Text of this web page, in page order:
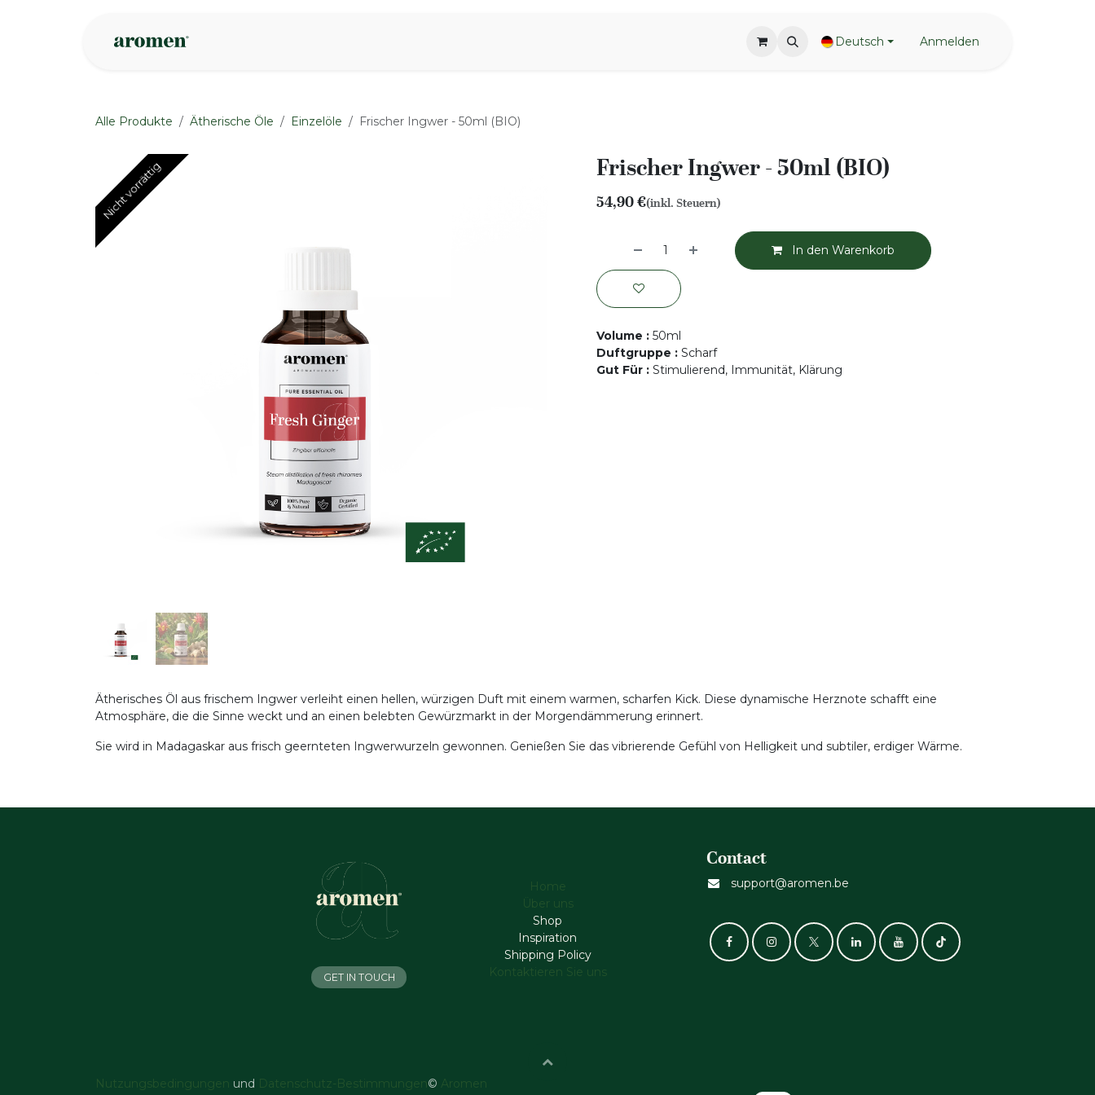
Deutsch Anmelden
Alle Produkte Ätherische Öle Einzelöle Frischer Ingwer - 50ml (BIO)
Nicht vorrättig
Nicht vorrättig Frischer Ingwer - 50ml (BIO)
54,90€(inkl. Steuern)
In den Warenkorb
Volume : 50ml
Duftgruppe : Scharf
Gut Für : Stimulierend, Immunität, Klärung
Ätherisches Öl aus frischem Ingwer verleiht einen hellen, würzigen Duft mit einem warmen, scharfen Kick. Diese dynamische Herznote schafft eine
Atmosphäre, die die Sinne weckt und an einen belebten Gewürzmarkt in der Morgendämmerung erinnert.
Sie wird in Madagaskar aus frisch geernteten Ingwerwurzeln gewonnen. Genießen Sie das vibrierende Gefühl von Helligkeit und subtiler, erdiger Wärme.
Home
Über uns
Shop
Inspiration
Shipping Policy
Kontaktieren Sie uns
Contact
support@aromen.be
GET IN TOUCH
Nutzungsbedingungen und Datenschutz-Bestimmungen © Aromen